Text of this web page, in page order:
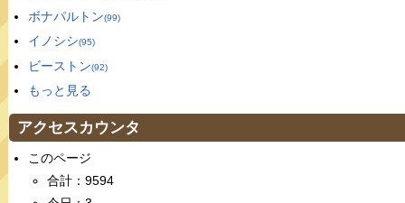
ボナパルトン(99)
イノシシ(95)
ビーストン(92)
もっと見る
アクセスカウンタ
このページ
合計：9594